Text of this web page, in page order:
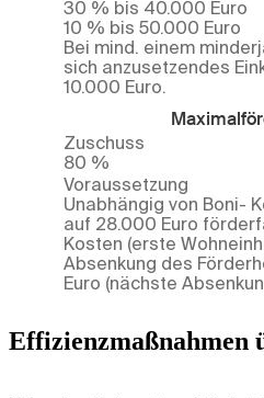
30 % bis 40.000 Euro
10 % bis 50.000 Euro
Bei mind. einem
sich anzusetzendes
10.000 Euro.
Zuschuss
80 %
Voraussetzung
Unabhängig von Boni-
auf 28.000 Euro
Kosten (erste
Absenkung des
Euro (nächste
Effizienzmaßnahmen